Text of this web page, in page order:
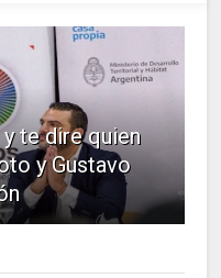
te dire quien
y Gustavo